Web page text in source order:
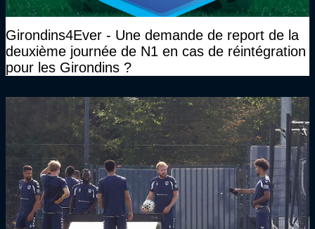
Girondins4Ever - Une demande de report de la
deuxième journée de N1 en cas de réintégration
pour les Girondins ?